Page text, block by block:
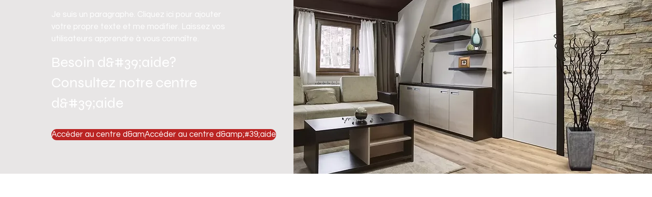
Je suis un paragraphe. Cliquez ici pour ajouter
votre propre texte et me modifier. Laissez vos
utilisateurs apprendre à vous connaître.
Besoin d&#39;aide?
Consultez notre centre
d&#39;aide
Accéder au centre d&amp;#39;aideAccéder au centre d&amp;#39;aide